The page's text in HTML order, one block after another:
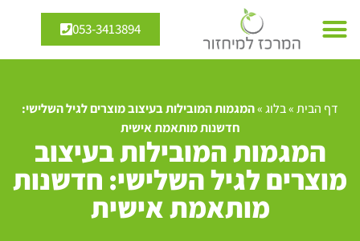
053-3413894
דף הבית»בלוג»המגמות המובילות בעיצוב מוצרים לגיל השלישי:
חדשנות מותאמת אישית
המגמות המובילות בעיצוב
מוצרים לגיל השלישי: חדשנות
מותאמת אישית